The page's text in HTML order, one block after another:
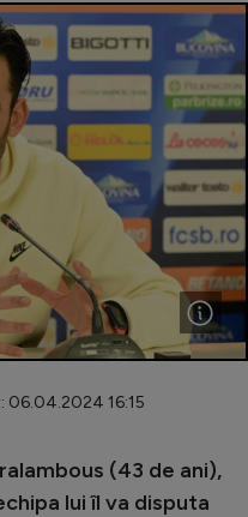
06.04.2024 16:15
(43 de ani),
lui îl va disputa